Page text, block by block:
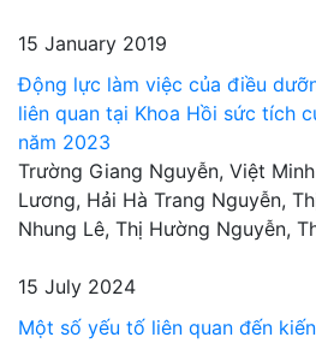
15 January 2019
Động lực làm việc của điều
liên quan tại Khoa Hồi sức tích
năm 2023
Trường Giang Nguyễn, Việt
Lương, Hải Hà Trang Nguyễn,
Nhung Lê, Thị Hường Nguyễn,
15 July 2024
Một số yếu tố liên quan đến